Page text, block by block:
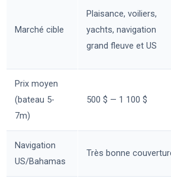
Marché cible
Plaisance, voiliers,
yachts, navigation
grand fleuve et US
Prix moyen
(bateau 5-
7m)
500 $ — 1 100 $
Navigation
US/Bahamas
Très bonne